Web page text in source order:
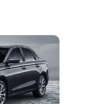
جيلي بريفيس